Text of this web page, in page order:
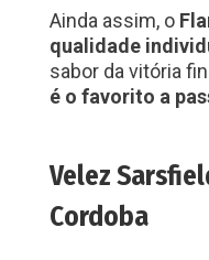
Ainda assim, o
qualidade
sabor da vitória
é o favorito a
Velez
Cordoba